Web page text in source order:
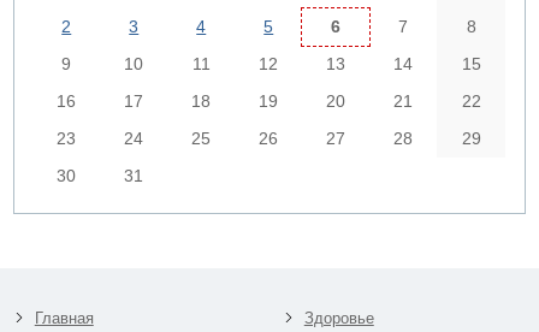
2
3 4 5 6 7
8
9
10 11 12 13 14
15
16
17 18 19 20 21
22
23
24 25 26 27 28
29
30
31
Главная
Здоровье